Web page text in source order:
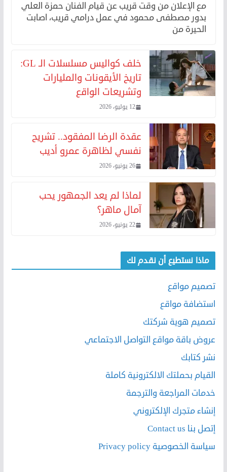
مع الإعلان من وقت قريب عن قيام الفنان حمزة العلي
بدور مصطفى محمود في عمل درامي قريب، اصابت
الحيرة من
خلف كواليس مسلسلات الـ GL:
تاريخ الأيقونات والمليارات
وتشريعات الواقع
12 يوليو، 2026
عقدة الرضا المفقود.. تشريح
نفسي لظاهرة عمرو أديب
26 يونيو، 2026
لماذا لم يعد الجمهور يحب
آمال ماهر؟
22 يونيو، 2026
ماذا نستطيع أن نقدم لك
تصميم مواقع
استضافة مواقع
تصميم هوية شركتك
عروض باقة مواقع التواصل الاجتماعي
نشر كتابك
القيام بحملتك الالكترونية كاملة
خدمات المراجعة والترجمة
إنشاء متجرك الإلكتروني
إتصل بنا Contact us
سياسة الخصوصية Privacy policy